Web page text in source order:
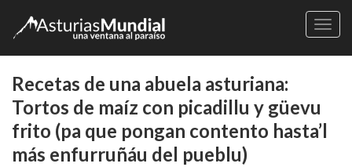
Recetas de una abuela asturiana:
Tortos de maíz con picadillu y güevu
frito (pa que pongan contento hasta’l
más enfurruñáu del pueblu)